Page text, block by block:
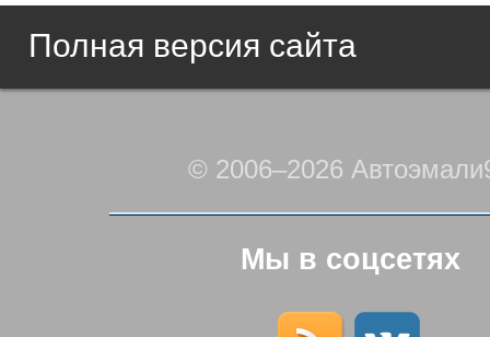
Полная версия сайта
© 2006–2026
Мы в соцсетях